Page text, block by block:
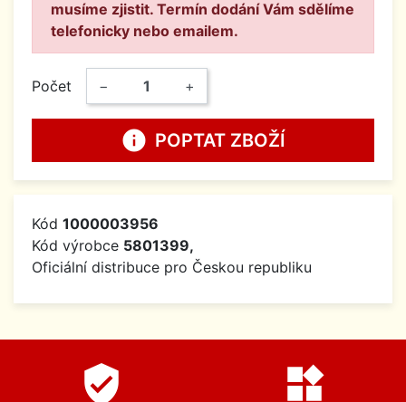
musíme zjistit. Termín dodání Vám sdělíme
telefonicky nebo emailem.
Počet − +
info POPTAT ZBOŽÍ
Kód 1000003956
Kód výrobce 5801399,
Oficiální distribuce pro Českou republiku
verified_user widgets